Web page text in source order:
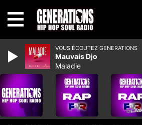
VOUS ÉCOUTEZ GENERATIONS
Mauvais Djo
Maladie